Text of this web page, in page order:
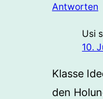
Antworten
Usi
10.
Klasse
den